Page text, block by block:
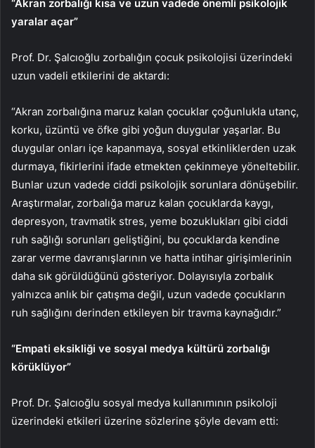
“Akran zorbalığı kısa ve uzun vadede önemli psikolojik
yaralar açar”
Prof. Dr. Şalcıoğlu zorbalığın çocuk psikolojisi üzerindeki
uzun vadeli etkilerini de aktardı:
“Akran zorbalığına maruz kalan çocuklar çoğunlukla utanç,
korku, üzüntü ve öfke gibi yoğun duygular yaşarlar. Bu
duygular onları içe kapanmaya, sosyal etkinliklerden uzak
durmaya, fikirlerini ifade etmekten çekinmeye yöneltebilir.
Bunlar uzun vadede ciddi psikolojik sorunlara dönüşebilir.
Araştırmalar, zorbalığa maruz kalan çocuklarda kaygı,
depresyon, travmatik stres, yeme bozuklukları gibi ciddi
ruh sağlığı sorunları geliştiğini, bu çocuklarda kendine
zarar verme davranışlarının ve hatta intihar girişimlerinin
daha sık görüldüğünü gösteriyor. Dolayısıyla zorbalık
yalnızca anlık bir çatışma değil, uzun vadede çocukların
ruh sağlığını derinden etkileyen bir travma kaynağıdır.”
“Empati eksikliği ve sosyal medya kültürü zorbalığı
körüklüyor”
Prof. Dr. Şalcıoğlu sosyal medya kullanımının psikoloji
üzerindeki etkileri üzerine sözlerine şöyle devam etti: